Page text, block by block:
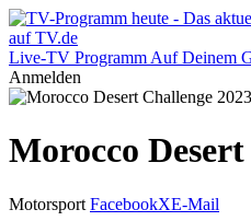
Live-TV Programm Auf Deinem
Anmelden
Morocco
Motorsport FacebookXE-Mail